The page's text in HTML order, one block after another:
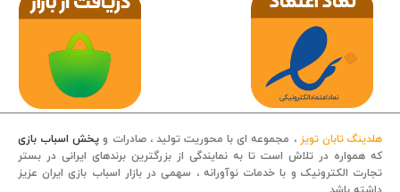
هلدینگ تابان تویز ، مجموعه ای با محوریت تولید ، صادرات و پخش اسباب بازی
که همواره در تلاش است تا به نمایندگی از بزرگترین برندهای ایرانی در بستر
تجارت الکترونیک و با خدمات نوآورانه ، سهمی در بازار اسباب بازی ایران عزیز